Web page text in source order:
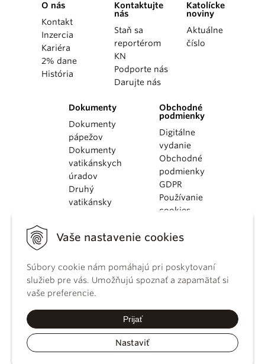
Vaše nastavenie cookies
Súbory cookie nám pomáhajú pri poskytovaní
služieb pre vás. Umožňujú spoznať a zapamätať si
vaše preferencie.
Prijať
Nastaviť
O nás
Kontakt
Inzercia
Kariéra
2% dane
História
Kontaktujte
nás
Staň sa
reportérom
KN
Podporte nás
Darujte nás
Katolícke
noviny
Aktuálne
číslo
Dokumenty
Dokumenty
pápežov
Dokumenty
vatikánskych
úradov
Druhý
vatikánsky
KBS
kánonického
práva
Katechizmus
Obchodné
podmienky
Digitálne
vydanie
Obchodné
podmienky
GDPR
Používanie
cookies